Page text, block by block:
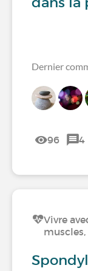
Dernier
96 4
Vivre